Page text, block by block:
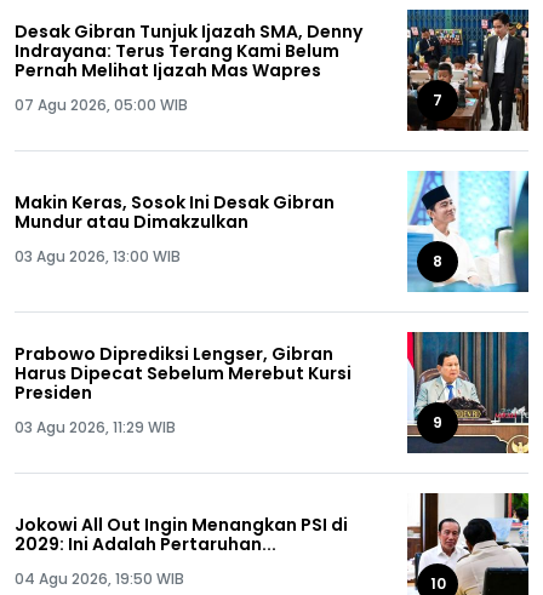
Desak Gibran Tunjuk Ijazah SMA, Denny
Indrayana: Terus Terang Kami Belum
Pernah Melihat Ijazah Mas Wapres
07 Agu 2026, 05:00 WIB 7
Makin Keras, Sosok Ini Desak Gibran
Mundur atau Dimakzulkan
03 Agu 2026, 13:00 WIB 8
Prabowo Diprediksi Lengser, Gibran
Harus Dipecat Sebelum Merebut Kursi
Presiden
03 Agu 2026, 11:29 WIB 9
Jokowi All Out Ingin Menangkan PSI di
2029: Ini Adalah Pertaruhan...
04 Agu 2026, 19:50 WIB 10